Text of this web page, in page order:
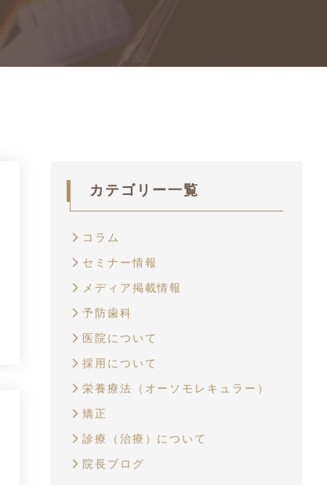
カテゴリー一覧
コラム
セミナー情報
メディア掲載情報
予防歯科
医院について
採用について
栄養療法（オーソモレキュラー）
矯正
診療（治療）について
院長ブログ